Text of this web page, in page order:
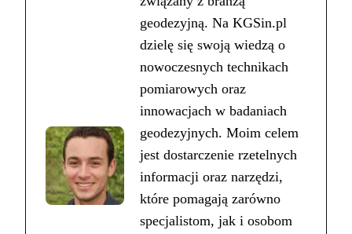
geodezyjną. Na KGSin.pl
dzielę się swoją wiedzą o
nowoczesnych technikach
pomiarowych oraz
innowacjach w badaniach
geodezyjnych. Moim celem
jest dostarczenie rzetelnych
informacji oraz narzędzi,
które pomagają zarówno
specjalistom, jak i osobom